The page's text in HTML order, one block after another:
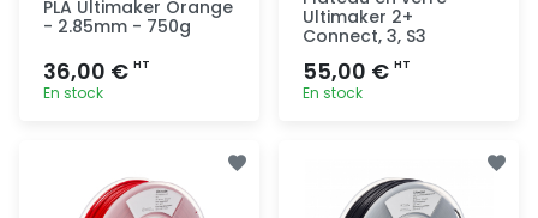
PLA Ultimaker Orange
- 2.85mm - 750g
36,00 € HT
En stock
Ultimaker 2+
Connect, 3, S3
55,00 € HT
En stock